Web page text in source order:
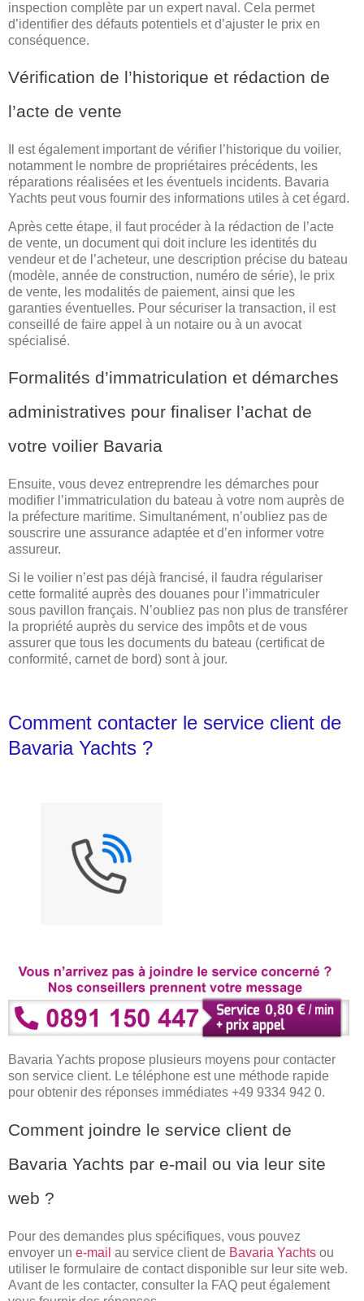
inspection complète par un expert naval. Cela permet
d’identifier des défauts potentiels et d’ajuster le prix en
conséquence.
Vérification de l’historique et rédaction de
l’acte de vente
Il est également important de vérifier l’historique du voilier,
notamment le nombre de propriétaires précédents, les
réparations réalisées et les éventuels incidents. Bavaria
Yachts peut vous fournir des informations utiles à cet égard.
Après cette étape, il faut procéder à la rédaction de l’acte
de vente, un document qui doit inclure les identités du
vendeur et de l’acheteur, une description précise du bateau
(modèle, année de construction, numéro de série), le prix
de vente, les modalités de paiement, ainsi que les
garanties éventuelles. Pour sécuriser la transaction, il est
conseillé de faire appel à un notaire ou à un avocat
spécialisé.
Formalités d’immatriculation et démarches
administratives pour finaliser l’achat de
votre voilier Bavaria
Ensuite, vous devez entreprendre les démarches pour
modifier l’immatriculation du bateau à votre nom auprès de
la préfecture maritime. Simultanément, n’oubliez pas de
souscrire une assurance adaptée et d’en informer votre
assureur.
Si le voilier n’est pas déjà francisé, il faudra régulariser
cette formalité auprès des douanes pour l’immatriculer
sous pavillon français. N’oubliez pas non plus de transférer
la propriété auprès du service des impôts et de vous
assurer que tous les documents du bateau (certificat de
conformité, carnet de bord) sont à jour.
Comment contacter le service client de
Bavaria Yachts ?
Bavaria Yachts propose plusieurs moyens pour contacter
son service client. Le téléphone est une méthode rapide
pour obtenir des réponses immédiates +49 9334 942 0.
Comment joindre le service client de
Bavaria Yachts par e-mail ou via leur site
web ?
Pour des demandes plus spécifiques, vous pouvez
envoyer un e-mail au service client de Bavaria Yachts ou
utiliser le formulaire de contact disponible sur leur site web.
Avant de les contacter, consulter la FAQ peut également